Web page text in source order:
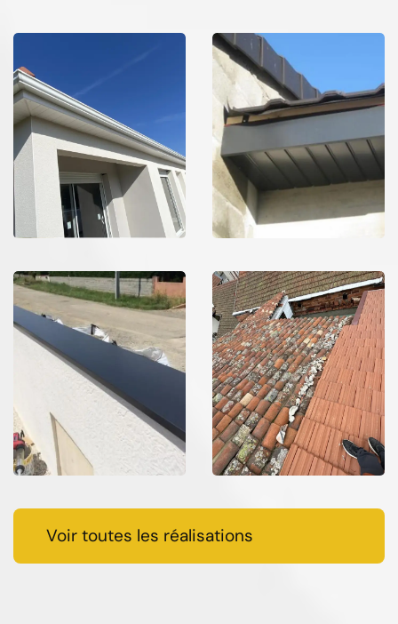
Voir toutes les réalisations